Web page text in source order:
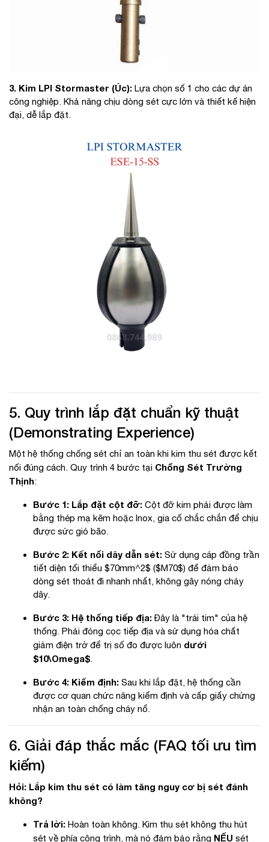
3. Kim LPI Stormaster (Úc): Lựa chọn số 1 cho các dự án
công nghiệp. Khả năng chịu dòng sét cực lớn và thiết kế hiện
đại, dễ lắp đặt.
5. Quy trình lắp đặt chuẩn kỹ thuật
(Demonstrating Experience)
Một hệ thống chống sét chỉ an toàn khi kim thu sét được kết
nối đúng cách. Quy trình 4 bước tại Chống Sét Trường
Thịnh:
Bước 1: Lắp đặt cột đỡ: Cột đỡ kim phải được làm
bằng thép mạ kẽm hoặc Inox, gia cố chắc chắn để chịu
được sức gió bão.
Bước 2: Kết nối dây dẫn sét: Sử dụng cáp đồng trần
tiết diện tối thiểu $70mm^2$ ($M70$) để đảm bảo
dòng sét thoát đi nhanh nhất, không gây nóng chảy
dây.
Bước 3: Hệ thống tiếp địa:Đây là "trái tim" của hệ
thống. Phải đóng cọc tiếp địa và sử dụng hóa chất
giảm điện trở để trị số đo được luôn dưới
$10\Omega$.
Bước 4: Kiểm định: Sau khi lắp đặt, hệ thống cần
được cơ quan chức năng kiểm định và cấp giấy chứng
nhận an toàn chống cháy nổ.
6. Giải đáp thắc mắc (FAQ tối ưu tìm
kiếm)
Hỏi: Lắp kim thu sét có làm tăng nguy cơ bị sét đánh
không?
Trả lời: Hoàn toàn không. Kim thu sét không thu hút
sét về phía công trình, mà nó đảm bảo rằng NẾU sét